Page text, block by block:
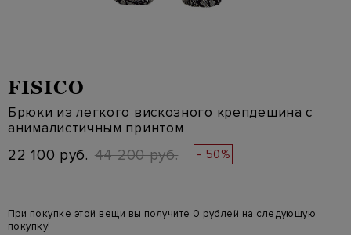
FISICO
Брюки из легкого вискозного крепдешина с
анималистичным принтом
22 100 руб. 44 200 руб. - 50%
При покупке этой вещи вы получите 0 рублей на следующую
покупку!